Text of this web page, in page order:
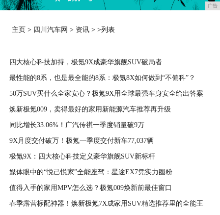
广告
主页 > 四川汽车网 > 资讯 > >列表
四大核心科技加持，极氪9X成豪华旗舰SUV破局者
2026-04-08
最性能的8系，也是最全能的8系：极氪8X如何做到“不偏科”？
2026-04-08
50万SUV买什么全家安心？极氪9X用全球最强车身安全给出答案
2026-04-07
焕新极氪009，卖得最好的家用新能源汽车推荐再升级
同比增长33.06%！广汽传祺一季度销量破9万
9X月度交付破万！极氪一季度交付新车77,037辆
极氪9X：四大核心科技定义豪华旗舰SUV新标杆
2026-04-03
媒体眼中的“悦己悦家”全能座驾：星途EX7凭实力圈粉
2026-04-03
值得入手的家用MPV怎么选？极氪009焕新前最佳窗口
2026-04-02
春季露营标配神器！焕新极氪7X成家用SUV精选推荐里的全能王